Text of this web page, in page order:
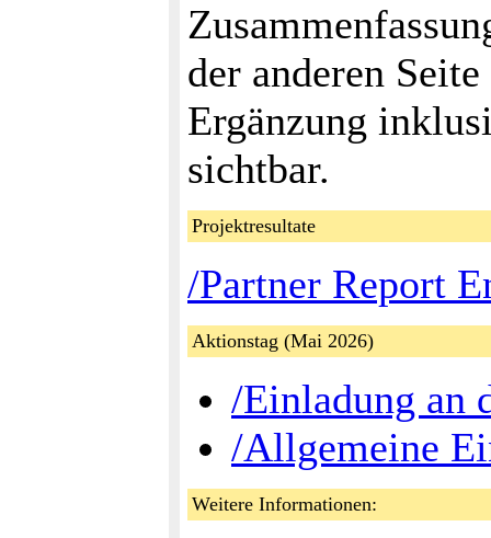
der anderen
Ergänzung
sichtbar.
Projektresultate
/Partner Report
Aktionstag (Mai 2026)
/Einladung an
/Allgemeine
Weitere Informationen: